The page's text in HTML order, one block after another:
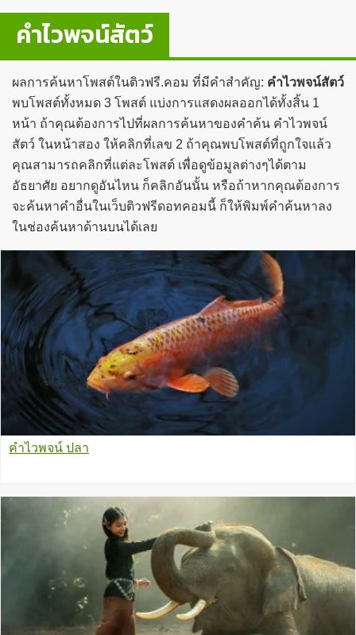
คำไวพจน์สัตว์
ผลการค้นหาโพสต์ในติวฟรี.คอม ที่มีคำสำคัญ: คำไวพจน์สัตว์
พบโพสต์ทั้งหมด 3 โพสต์ แบ่งการแสดงผลออกได้ทั้งสิ้น 1
หน้า ถ้าคุณต้องการไปที่ผลการค้นหาของคำค้น คำไวพจน์
สัตว์ ในหน้าสอง ให้คลิกที่เลข 2 ถ้าคุณพบโพสต์ที่ถูกใจแล้ว
คุณสามารถคลิกที่แต่ละโพสต์ เพื่อดูข้อมูลต่างๆได้ตาม
อัธยาศัย อยากดูอันไหน ก็คลิกอันนั้น หรือถ้าหากคุณต้องการ
จะค้นหาคำอื่นในเว็บติวฟรีดอทคอมนี้ ก็ให้พิมพ์คำค้นหาลง
ในช่องค้นหาด้านบนได้เลย
คำไวพจน์ ปลา